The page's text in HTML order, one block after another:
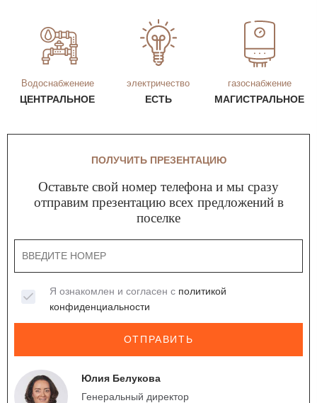
Водоснабженеие
ЦЕНТРАЛЬНОЕ
электричество
ЕСТЬ
газоснабжение
МАГИСТРАЛЬНОЕ
ПОЛУЧИТЬ ПРЕЗЕНТАЦИЮ
Оставьте свой номер телефона и мы сразу
отправим презентацию всех предложений в
поселке
Я ознакомлен и согласен с политикой
конфиденциальности
ОТПРАВИТЬ
Юлия Белукова
Генеральный директор